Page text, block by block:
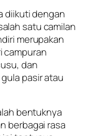
diikuti dengan
satu camilan
merupakan
campuran
dan
pasir atau
bentuknya
berbagai rasa